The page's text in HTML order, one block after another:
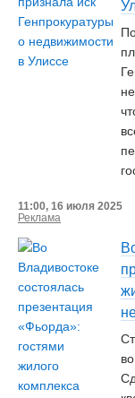
11:00, 16 июля 2025
Реклама